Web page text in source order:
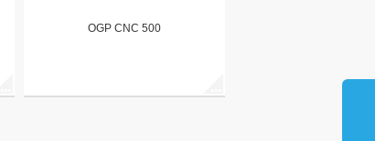
OGP CNC 500